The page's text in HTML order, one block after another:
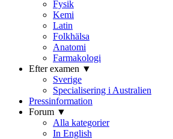
Fysik
Kemi
Latin
Folkhälsa
Anatomi
Farmakologi
Efter examen ▼
Sverige
Specialisering i Australien
Pressinformation
Forum ▼
Alla kategorier
In English